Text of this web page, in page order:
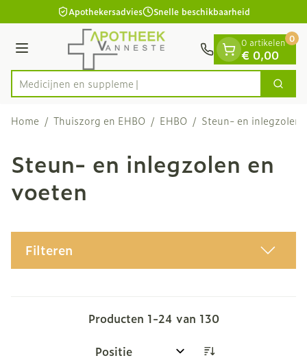
Ga naar de inhoudApothekersadvies Snelle beschikbaarheid
Menu
Product, merk, categorie...
Medicij Zoek
0 artikelen
€ 0,00
0
Home / Thuiszorg en EHBO / EHBO / Steun- en inlegzolen
Steun- en inlegzolen en
voeten
Filteren
Producten 1-24 van 130